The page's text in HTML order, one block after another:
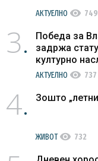
АКТУЕЛНО visibility 749
3
Победа за
задржа
културно
АКТУЕЛНО visibility 737
4 Зошто
ЖИВОТvisibility 732